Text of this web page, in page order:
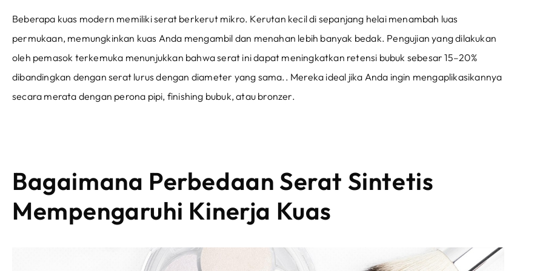
Beberapa kuas modern memiliki serat berkerut mikro. Kerutan kecil di sepanjang helai menambah luas
permukaan, memungkinkan kuas Anda mengambil dan menahan lebih banyak bedak. Pengujian yang dilakukan
oleh pemasok terkemuka menunjukkan bahwa serat ini dapat meningkatkan retensi bubuk sebesar 15–20%
dibandingkan dengan serat lurus dengan diameter yang sama.. Mereka ideal jika Anda ingin mengaplikasikannya
secara merata dengan perona pipi, finishing bubuk, atau bronzer.
Bagaimana Perbedaan Serat Sintetis
Mempengaruhi Kinerja Kuas